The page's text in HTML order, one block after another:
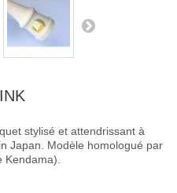
stylisé et attendrissant à
Japan. Modèle homologué par